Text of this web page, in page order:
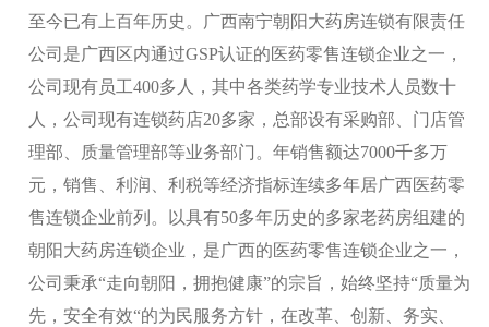
至今已有上百年历史。广西南宁朝阳大药房连锁有限责任
公司是广西区内通过GSP认证的医药零售连锁企业之一，
公司现有员工400多人，其中各类药学专业技术人员数十
人，公司现有连锁药店20多家，总部设有采购部、门店管
理部、质量管理部等业务部门。年销售额达7000千多万
元，销售、利润、利税等经济指标连续多年居广西医药零
售连锁企业前列。以具有50多年历史的多家老药房组建的
朝阳大药房连锁企业，是广西的医药零售连锁企业之一，
公司秉承“走向朝阳，拥抱健康”的宗旨，始终坚持“质量为
先，安全有效“的为民服务方针，在改革、创新、务实、